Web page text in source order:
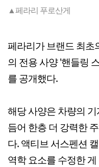
▲페라리 푸로산게
페라리가 브랜드 최초
의 전용 사양 '핸들링
를 공개했다.
해당 사양은 차량의
듬어 한층 더 강력한
다. 액티브 서스펜션
역학 요소를 수정한